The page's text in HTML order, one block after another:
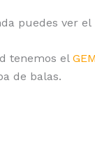
puedes ver el
tenemos el
de balas.